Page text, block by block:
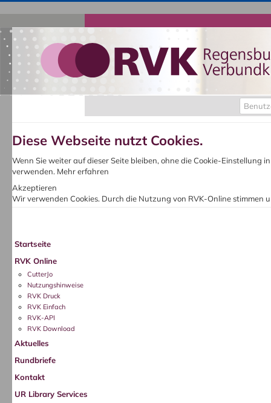
Diese Webseite nutzt Cookies.
Wenn Sie weiter auf dieser Seite bleiben, ohne die Cookie-Einstellung
verwenden. Mehr erfahren
Akzeptieren
Wir verwenden Cookies. Durch die Nutzung von RVK-Online stimmen
Startseite
RVK Online
CutterJo
Nutzungshinweise
RVK Druck
RVK Einfach
RVK-API
RVK Download
Aktuelles
Rundbriefe
Kontakt
UR Library Services